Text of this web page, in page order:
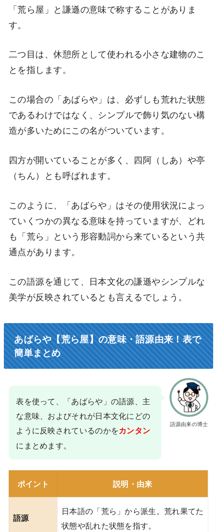
「荒ら屋」と謙遜の意味で称することがありま
す。
二つ目は、休憩所として使われる小さな建物のこ
とを指します。
この場合の「あばらや」は、必ずしも荒れた状態
であるわけではなく、シンプルで飾り気のない構
造が多いためにこの名がついています。
四方が開いていることが多く、四阿（しあ）や亭
（ちん）とも呼ばれます。
このように、「あばらや」はその使用状況によっ
ていくつかの異なる意味を持っていますが、どれ
も「荒ら」という形容動詞から来ているという共
通点があります。
この語源を通じて、日本文化の謙遜やシンプルな
美学が反映されているとも言えるでしょう。
あばらや【荒ら屋】の意味・語源由来！表で
簡単まとめ
語源由来の博士
表を使って、「あばらや」の語源、主
な意味、およびそれが日本文化にどの
ように反映されているのかをカンタン
にまとめます。
ポイント 説明・由来
語源
日本語の「荒ら」から派生。荒れ果てた
状態や乱れた状態を指す。